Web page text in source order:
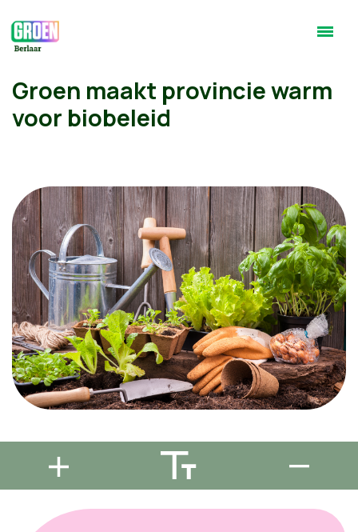
Groen maakt provincie warm
voor biobeleid